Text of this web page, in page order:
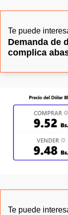
Te puede
Demanda de
complica
Te puede